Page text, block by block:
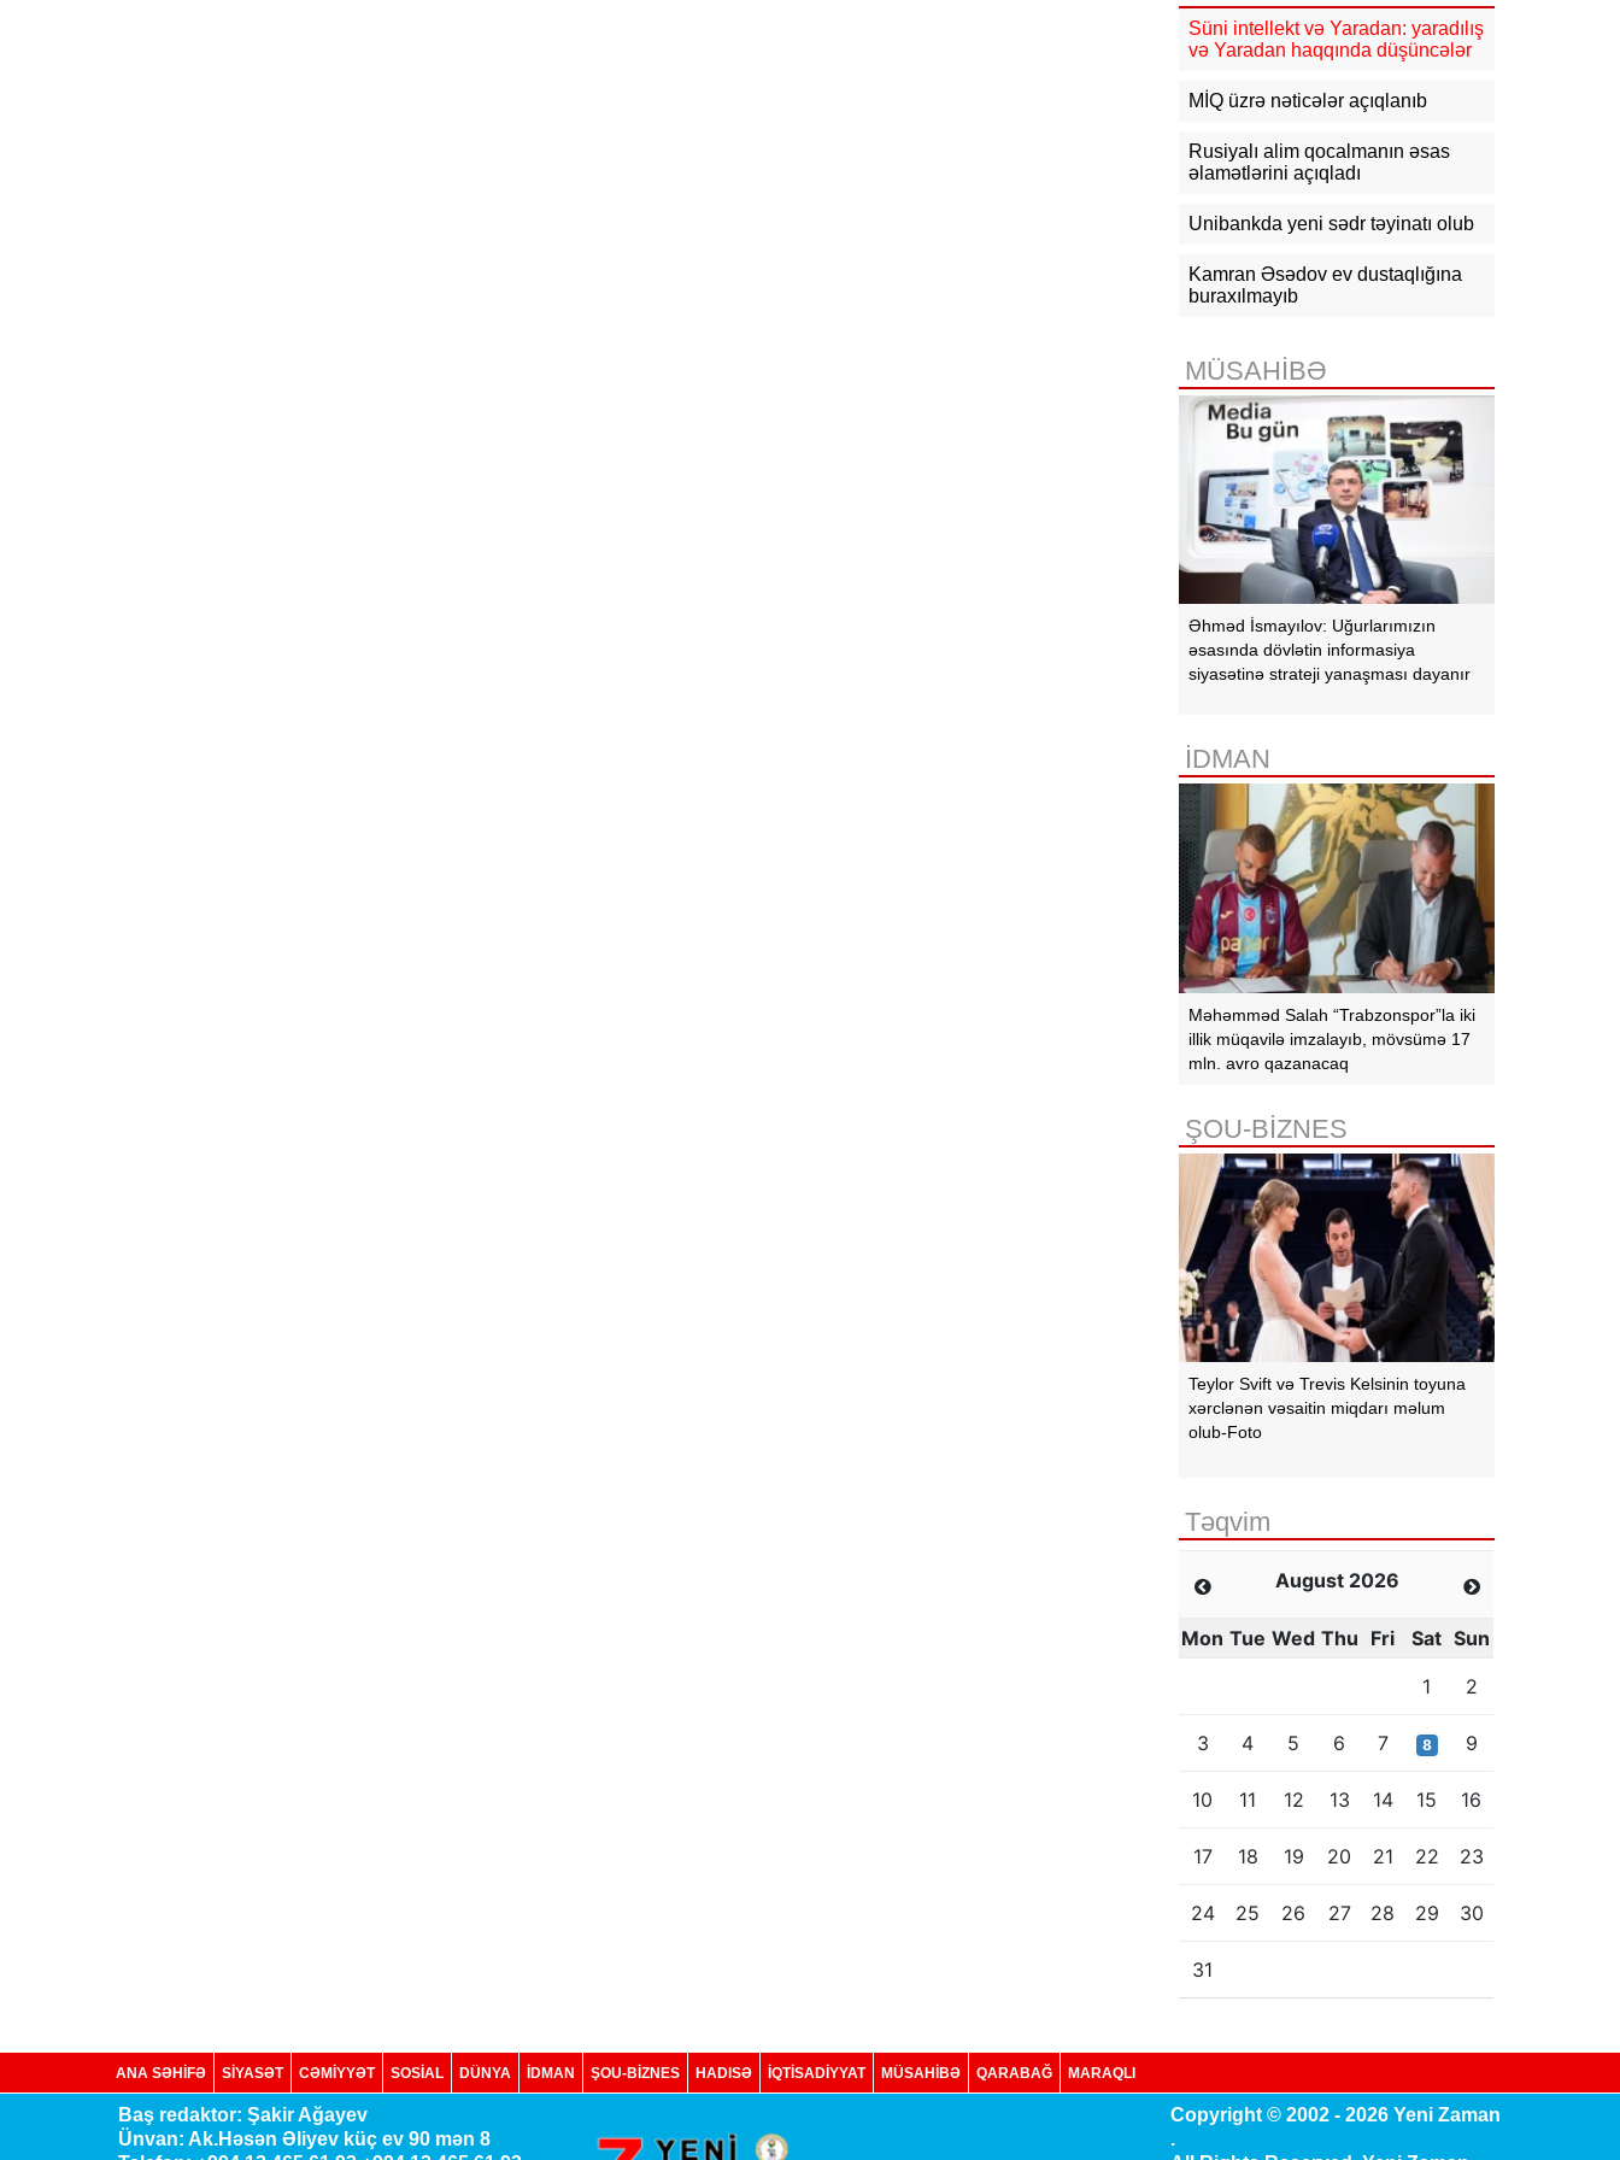
güclənəcək -XƏBƏRDARLIQ
16:10 Jurnalistika ixtisası üzrə
açıqlanıb
15:50 Ədliyyə naziri Lerik rayonunda
vətəndaşları qəbul edib
15:24
Bakının mərkəzində 3
obyektdə və evdə yanğın
zəhərlənib
14:50 Türkiyə, Səudiyyə Ərəbistanı
və Pakistan Məkkə Sazişini
imzalayıb: Üzvlərdən birinə hücum
hamısına hücum sayılacaq
Süni intellekt və Yaradan: yaradılış
və Yaradan haqqında düşüncələr
MİQ üzrə nəticələr açıqlanıb
Rusiyalı alim qocalmanın əsas
əlamətlərini açıqladı
Unibankda yeni sədr təyinatı olub
Kamran Əsədov ev dustaqlığına
buraxılmayıb
MÜSAHİBƏ
Əhməd İsmayılov: Uğurlarımızın
əsasında dövlətin informasiya
siyasətinə strateji yanaşması dayanır
İDMAN
Məhəmməd Salah “Trabzonspor”la iki
illik müqavilə imzalayıb, mövsümə 17
mln. avro qazanacaq
ŞOU-BİZNES
Teylor Svift və Trevis Kelsinin toyuna
xərclənən vəsaitin miqdarı məlum
olub-Foto
Təqvim
August 2026
Mon Tue Wed Thu Fri Sat Sun
1
2
3 4 5 6 7 8 9
10 11 12 13 14 15 16
17 18 19 20 21 22 23
24 25 26 27 28 29 30
31
ANA SƏHİFƏ SİYASƏT CƏMİYYƏT SOSIAL DÜNYA İDMAN ŞOU-BİZNES HADISƏ İQTISADIYYAT MÜSAHİBƏ QARABAĞ MARAQLI
Baş redaktor: Şakir Ağayev
Ünvan: Ak.Həsən Əliyev küç ev 90 mən 8
Copyright © 2002 - 2026 Yeni Zaman
.